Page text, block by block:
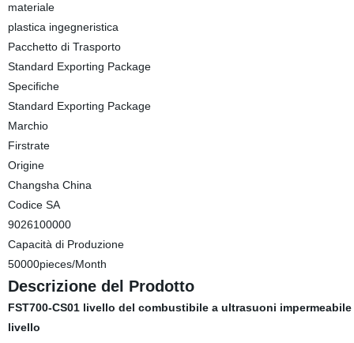
materiale
plastica ingegneristica
Pacchetto di Trasporto
Standard Exporting Package
Specifiche
Standard Exporting Package
Marchio
Firstrate
Origine
Changsha China
Codice SA
9026100000
Capacità di Produzione
50000pieces/Month
Descrizione del Prodotto
FST700-CS01 livello del combustibile a ultrasuoni
livello